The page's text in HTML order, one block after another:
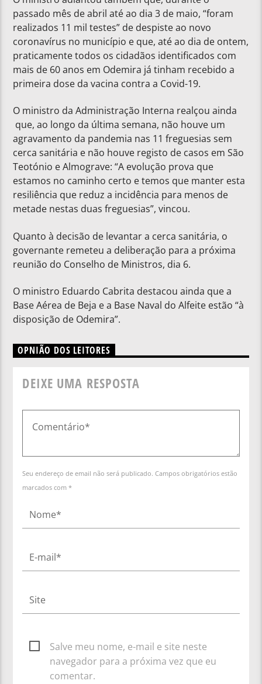
passado mês de abril até ao dia 3 de maio, “foram
realizados 11 mil testes” de despiste ao novo
coronavírus no município e que, até ao dia de ontem,
praticamente todos os cidadãos identificados com
mais de 60 anos em Odemira já tinham recebido a
primeira dose da vacina contra a Covid-19.
O ministro da Administração Interna realçou ainda
que, ao longo da última semana, não houve um
agravamento da pandemia nas 11 freguesias sem
cerca sanitária e não houve registo de casos em São
Teotónio e Almograve: “A evolução prova que
estamos no caminho certo e temos que manter esta
resiliência que reduz a incidência para menos de
metade nestas duas freguesias”, vincou.
Quanto à decisão de levantar a cerca sanitária, o
governante remeteu a deliberação para a próxima
reunião do Conselho de Ministros, dia 6.
O ministro Eduardo Cabrita destacou ainda que a
Base Aérea de Beja e a Base Naval do Alfeite estão “à
disposição de Odemira”.
OPNIÃO DOS LEITORES
DEIXE UMA RESPOSTA
Seu endereço de email não será publicado. Campos obrigatórios estão
marcados com *
Salve meu nome, e-mail e site neste
navegador para a próxima vez que eu
comentar.